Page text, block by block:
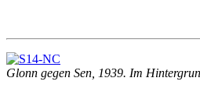
Glonn gegen Sen, 1939. Im